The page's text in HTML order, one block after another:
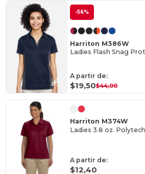
-56%
Harriton M386W
A partir de:
$19,50$44,00
Harriton M374W
Ladies 3.8 oz.
A partir de:
$12,40